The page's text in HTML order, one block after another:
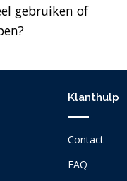
gebruiken of
Klanthulp
Contact
FAQ